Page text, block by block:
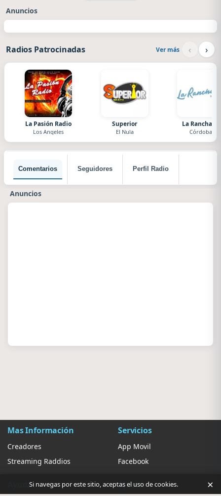
Anuncios
Radios Patrocinadas Ver más ‹ ›
La Pasión Radio
Los Angeles
Superior
El Nula
La Ranchada
Córdoba
Comentarios Seguidores Perfil Radio
Anuncios
Mas Información
Creadores
Streaming Raddios
Servicios
App Movil
Facebook
Ayuda Ajustes
Si navegas por este sitio, aceptas el uso de cookies. ×